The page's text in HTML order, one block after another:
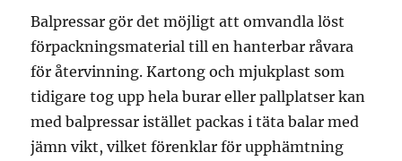
Balpressar gör det möjligt att omvandla löst
förpackningsmaterial till en hanterbar råvara
för återvinning. Kartong och mjukplast som
tidigare tog upp hela burar eller pallplatser kan
med balpressar istället packas i täta balar med
jämn vikt, vilket förenklar för upphämtning